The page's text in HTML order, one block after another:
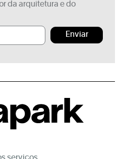
da arquitetura e do
Enviar